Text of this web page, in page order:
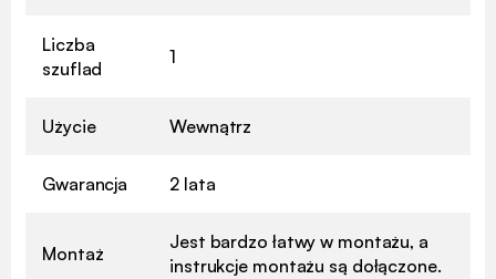
Liczba
szuflad
1
Użycie Wewnątrz
Gwarancja 2 lata
Montaż
Jest bardzo łatwy w montażu, a
instrukcje montażu są dołączone.